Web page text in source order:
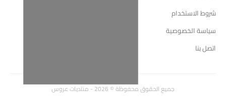
شروط الاستخدام
سياسة الخصوصية
اتصل بنا
جميع الحقوق محفوظة © 2026 - منتديات عروس